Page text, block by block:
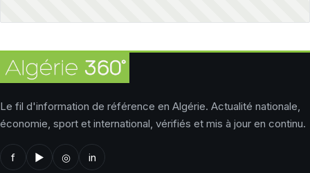
Le fil d'information de référence en Algérie. Actualité nationale,
économie, sport et international, vérifiés et mis à jour en continu.
f ▶ ◎ in